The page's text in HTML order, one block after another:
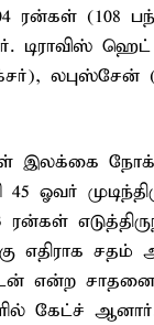
ரன்கள் (108
டிராவிஸ்
இலக்கை
ஓவர்
ரன்கள்
எதிராக சதம்
என்ற
கேட்ச்